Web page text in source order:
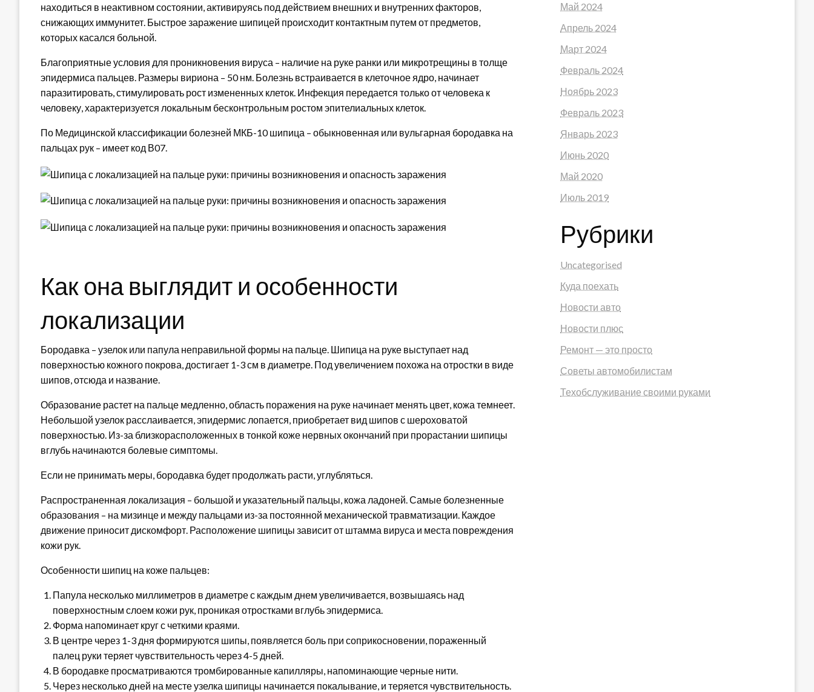
находиться в неактивном состоянии, активируясь под действием внешних и внутренних факторов,
снижающих иммунитет. Быстрое заражение шипицей происходит контактным путем от предметов,
которых касался больной.
Благоприятные условия для проникновения вируса – наличие на руке ранки или микротрещины в толще
эпидермиса пальцев. Размеры вириона – 50 нм. Болезнь встраивается в клеточное ядро, начинает
паразитировать, стимулировать рост измененных клеток. Инфекция передается только от человека к
человеку, характеризуется локальным бесконтрольным ростом эпителиальных клеток.
По Медицинской классификации болезней МКБ-10 шипица – обыкновенная или вульгарная бородавка на
пальцах рук – имеет код В07.
Как она выглядит и особенности
локализации
Бородавка – узелок или папула неправильной формы на пальце. Шипица на руке выступает над
поверхностью кожного покрова, достигает 1-3 см в диаметре. Под увеличением похожа на отростки в виде
шипов, отсюда и название.
Образование растет на пальце медленно, область поражения на руке начинает менять цвет, кожа темнеет.
Небольшой узелок расслаивается, эпидермис лопается, приобретает вид шипов с шероховатой
поверхностью. Из-за близкорасположенных в тонкой коже нервных окончаний при прорастании шипицы
вглубь начинаются болевые симптомы.
Если не принимать меры, бородавка будет продолжать расти, углубляться.
Распространенная локализация – большой и указательный пальцы, кожа ладоней. Самые болезненные
образования – на мизинце и между пальцами из-за постоянной механической травматизации. Каждое
движение приносит дискомфорт. Расположение шипицы зависит от штамма вируса и места повреждения
кожи рук.
Особенности шипиц на коже пальцев:
Папула несколько миллиметров в диаметре с каждым днем увеличивается, возвышаясь над
поверхностным слоем кожи рук, проникая отростками вглубь эпидермиса.
Форма напоминает круг с четкими краями.
В центре через 1-3 дня формируются шипы, появляется боль при соприкосновении, пораженный
палец руки теряет чувствительность через 4-5 дней.
В бородавке просматриваются тромбированные капилляры, напоминающие черные нити.
Через несколько дней на месте узелка шипицы начинается покалывание, и теряется чувствительность.
Май 2024
Апрель 2024
Март 2024
Февраль 2024
Ноябрь 2023
Февраль 2023
Январь 2023
Июнь 2020
Май 2020
Июль 2019
Рубрики
Uncategorised
Куда поехать
Новости авто
Новости плюс
Ремонт — это просто
Советы автомобилистам
Техобслуживание своими руками